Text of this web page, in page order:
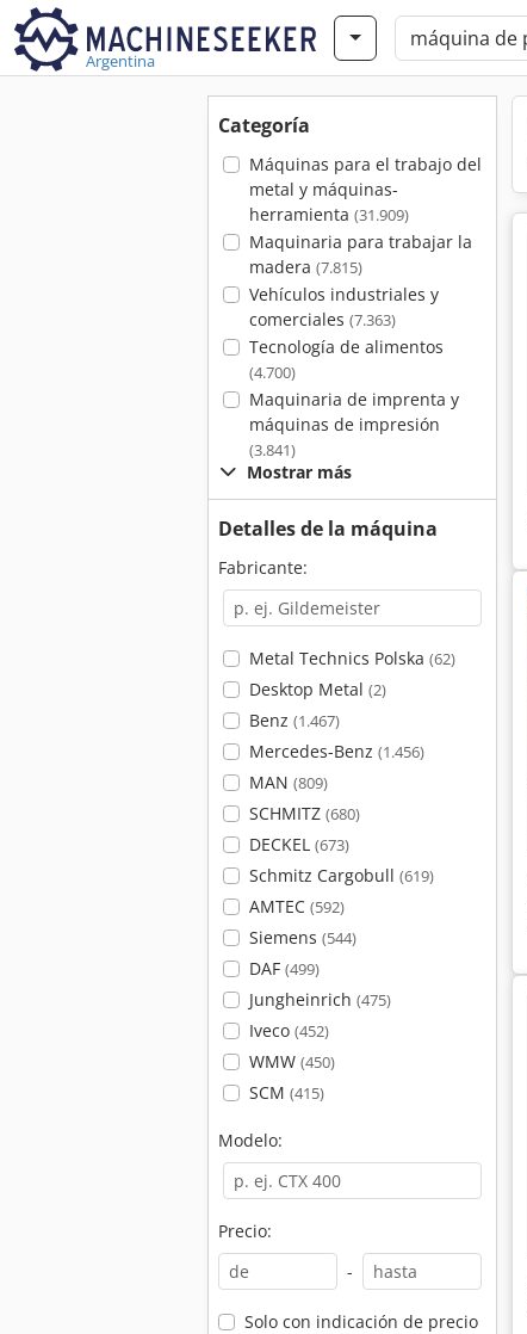
Argentina
Categoría
Máquinas para el trabajo del
metal y máquinas-
herramienta (31.909)
Maquinaria para trabajar la
madera (7.815)
Vehículos industriales y
comerciales (7.363)
Tecnología de alimentos
(4.700)
Maquinaria de imprenta y
máquinas de impresión
(3.841)
Mostrar más
Detalles de la máquina
Fabricante:
Metal Technics Polska (62)
Desktop Metal (2)
Benz (1.467)
Mercedes-Benz (1.456)
MAN (809)
SCHMITZ (680)
DECKEL (673)
Schmitz Cargobull (619)
AMTEC (592)
Siemens (544)
DAF (499)
Jungheinrich (475)
Iveco (452)
WMW (450)
SCM (415)
Modelo:
Precio:
-
Solo con indicación de precio